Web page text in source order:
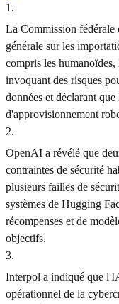
1 .
La Commission fédérale
générale sur les
compris les humanoïdes,
invoquant des risques
données et déclarant
d'approvisionnement
2.
OpenAI a révélé que
contraintes de sécurité
plusieurs failles de
systèmes de Hugging
récompenses et de
objectifs.
3.
Interpol a indiqué que
opérationnel de la